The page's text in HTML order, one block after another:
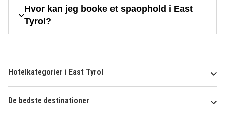
Hvor kan jeg booke et spaophold i East
Tyrol?
Hotelkategorier i East Tyrol
De bedste destinationer